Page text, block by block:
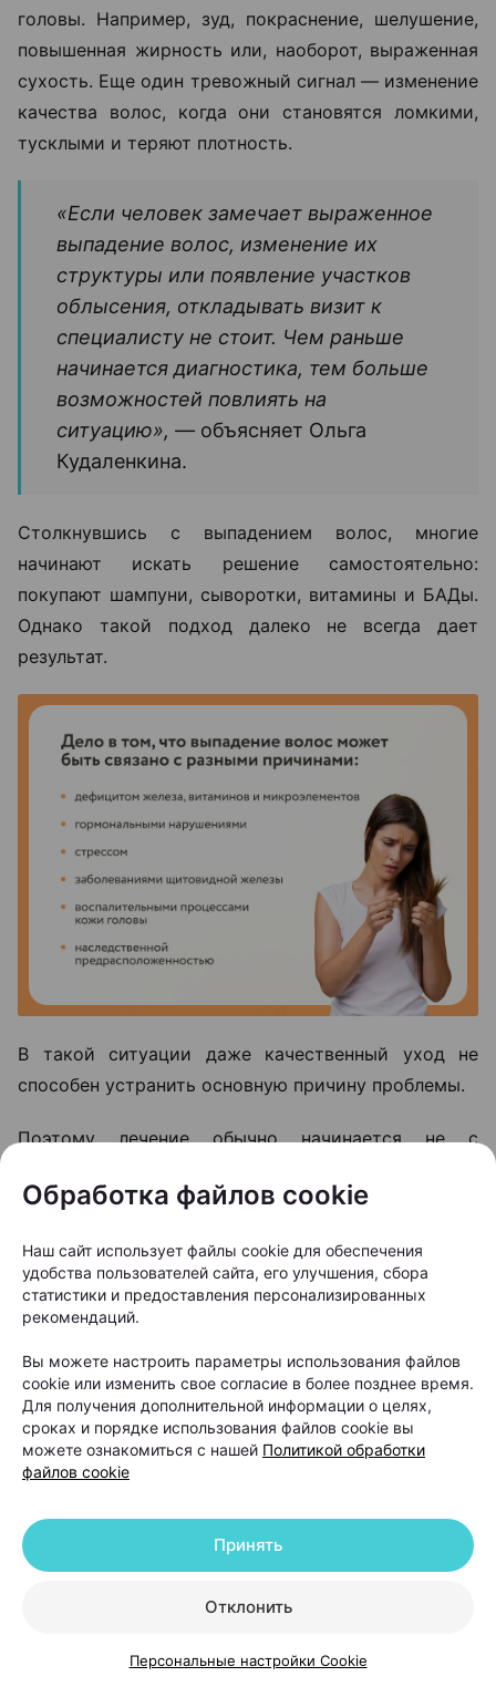
головы. Например, зуд, покраснение, шелушение,
повышенная жирность или, наоборот, выраженная
сухость. Еще один тревожный сигнал — изменение
качества волос, когда они становятся ломкими,
тусклыми и теряют плотность.
«Если человек замечает выраженное
выпадение волос, изменение их
структуры или появление участков
облысения, откладывать визит к
специалисту не стоит. Чем раньше
начинается диагностика, тем больше
возможностей повлиять на
ситуацию», — объясняет Ольга
Кудаленкина.
Столкнувшись с выпадением волос, многие
начинают искать решение самостоятельно:
покупают шампуни, сыворотки, витамины и БАДы.
Однако такой подход далеко не всегда дает
результат.
В такой ситуации даже качественный уход не
способен устранить основную причину проблемы.
Поэтому лечение обычно начинается не с
оценивает состояние волос и кожи головы,
дополнительные обследования.
трихоскопия— исследование кожи
Обработка файлов cookie
Наш сайт использует файлы cookie для обеспечения
удобства пользователей сайта, его улучшения, сбора
статистики и предоставления персонализированных
рекомендаций.
Вы можете настроить параметры использования файлов
cookie или изменить свое согласие в более позднее время.
Для получения дополнительной информации о целях,
сроках и порядке использования файлов cookie вы
можете ознакомиться с нашей Политикой обработки
файлов cookie
Отклонить
Принять
Персональные настройки Cookie